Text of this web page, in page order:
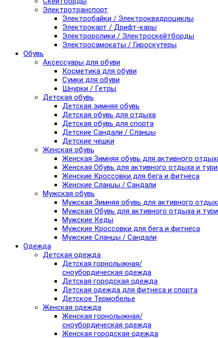
Электротранспорт
Электробайки / Электроквадроциклы
Электрокарт / Дрифт-кары
Электроролики / Электроскейтборды
Электросамокаты / Гироскутеры
Обувь
Аксессуары для обуви
Косметика для обуви
Сумки для обуви
Шнурки / Гетры
Детская обувь
Детская зимняя обувь
Детская обувь для отдыха
Детская обувь для спорта
Детские Сандали / Сланцы
Детские чешки
Женская обувь
Женская Зимняя обувь для активного
Женская Обувь для активного отдыха и
Женские Кроссовки для бега и фитнеса
Женские Сланцы / Сандали
Мужская обувь
Мужская Зимняя обувь для активного
Мужская Обувь для активного отдыха и
Мужские Кеды
Мужские Кроссовки для бега и фитнеса
Мужские Сланцы / Сандали
Одежда
Детская одежда
Детская горнолыжная/
сноубордическая одежда
Детская городская одежда
Детская одежда для фитнеса и спорта
Детское Термобелье
Женская одежда
Женская горнолыжная/
сноубордическая одежда
Женская городская одежда